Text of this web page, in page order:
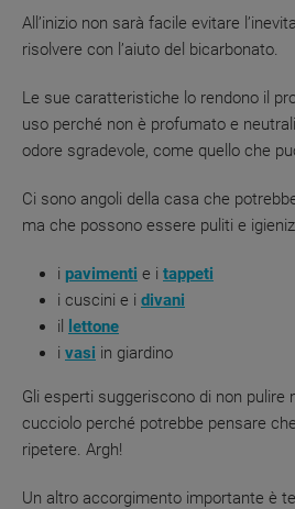
All’inizio non sarà facile evitare
risolvere con l’aiuto del bicarbonato.
Le sue caratteristiche lo rendono il
uso perché non è profumato e
odore sgradevole, come quello che
Ci sono angoli della casa che
ma che possono essere puliti e
i pavimenti e i tappeti
i cuscini e i divani
il
lettone
i vasi in giardino
Gli esperti suggeriscono di non pulire
cucciolo perché potrebbe pensare
ripetere. Argh!
Un altro accorgimento importante è